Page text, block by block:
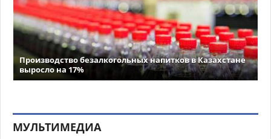
Производство безалкогольных напитков в Казахстане
выросло на 17%
МУЛЬТИМЕДИА